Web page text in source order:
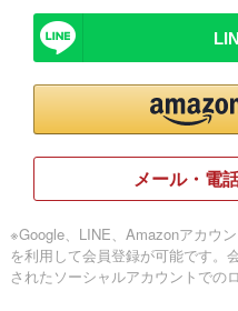
メール・電
※Google、LINE、Amazonアカウ
を利用して会員登録が可能です。
されたソーシャルアカウントでの